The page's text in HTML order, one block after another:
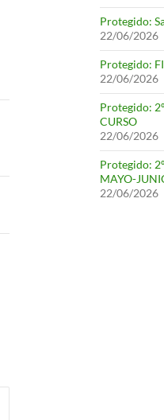
Protegido:
22/06/2026
Protegido:
22/06/2026
Protegido:
CURSO
22/06/2026
Protegido:
MAYO-
22/06/2026